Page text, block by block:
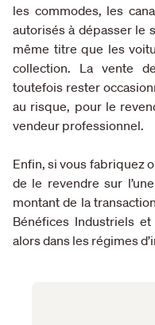
les commodes, les
autorisés à dépasser le
même titre que les
collection. La vente
toutefois rester
au risque, pour le
vendeur professionnel.
Enfin, si vous fabriquez
de le revendre sur
montant de la
Bénéfices Industriels
alors dans les régimes